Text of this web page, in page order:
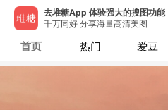
去堆糖App 体验强大的搜图功能
千万同好 分享海量高清美图
首页 热门 爱豆